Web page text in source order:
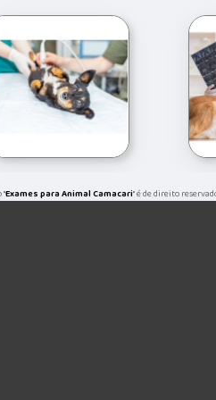
"Exames para Animal Camacari" é de direito